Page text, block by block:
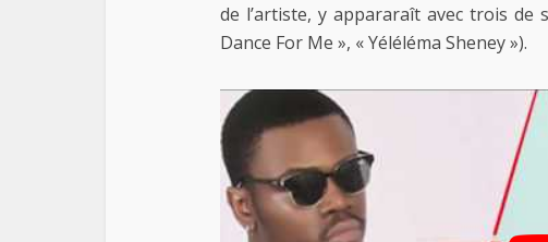
de l’artiste, y appararaît avec trois de
Dance For Me », « Yéléléma Sheney »).